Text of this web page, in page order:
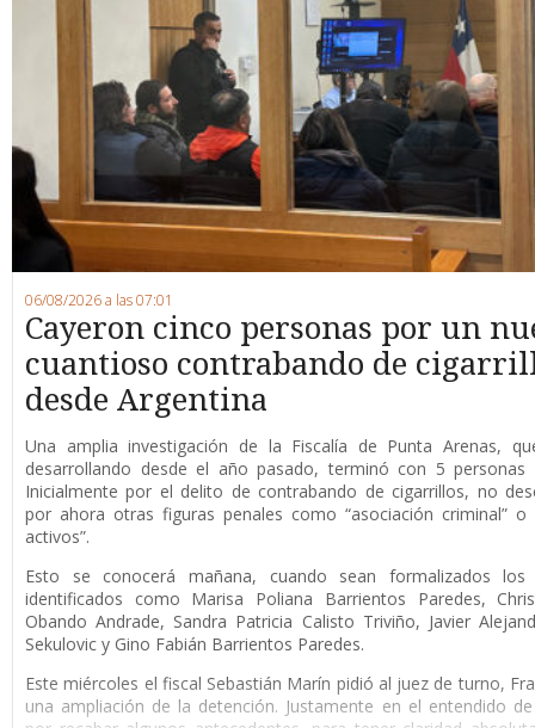
06/08/2026 a las 07:01
Cayeron cinco personas por un
cuantioso contrabando de
desde Argentina
Una amplia investigación de la Fiscalía de Punta Arenas,
desarrollando desde el año pasado, terminó con 5 personas
Inicialmente por el delito de contrabando de cigarrillos, no
por ahora otras figuras penales como “asociación criminal” o
activos”.
Esto se conocerá mañana, cuando sean formalizados los
identificados como Marisa Poliana Barrientos Paredes,
Obando Andrade, Sandra Patricia Calisto Triviño, Javier
Sekulovic y Gino Fabián Barrientos Paredes.
Este miércoles el fiscal Sebastián Marín pidió al juez de turno,
una ampliación de la detención. Justamente en el entendido